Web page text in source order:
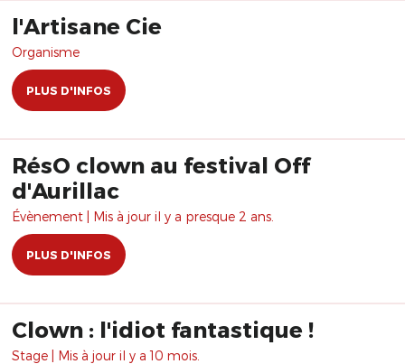
l'Artisane Cie
Organisme
PLUS D'INFOS
RésO clown au festival Off
d'Aurillac
Évènement | Mis à jour il y a presque 2 ans.
PLUS D'INFOS
Clown : l'idiot fantastique !
Stage | Mis à jour il y a 10 mois.